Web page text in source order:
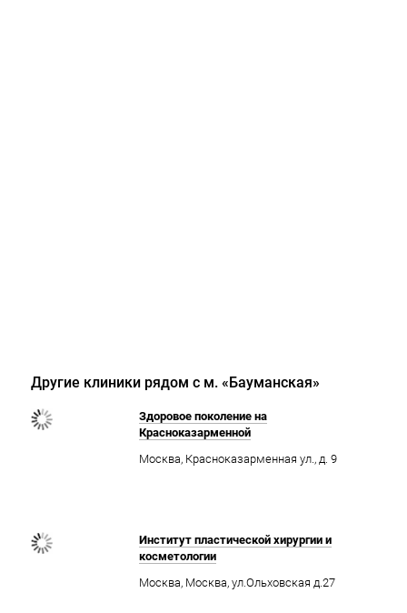
Другие клиники рядом с м. «Бауманская»
Здоровое поколение на
Красноказарменной
Москва, Красноказарменная ул., д. 9
Институт пластической хирургии и
косметологии
Москва, Москва, ул.Ольховская д.27